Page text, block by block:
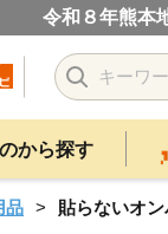
令和８年熊本
から探す
品 貼らないオ